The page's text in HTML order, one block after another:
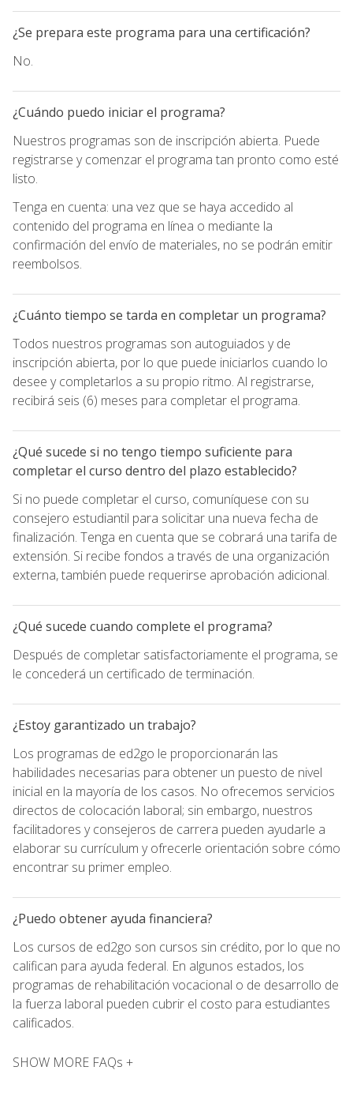
¿Se prepara este programa para una certificación?
No.
¿Cuándo puedo iniciar el programa?
Nuestros programas son de inscripción abierta. Puede
registrarse y comenzar el programa tan pronto como esté
listo.
Tenga en cuenta: una vez que se haya accedido al
contenido del programa en línea o mediante la
confirmación del envío de materiales, no se podrán emitir
reembolsos.
¿Cuánto tiempo se tarda en completar un programa?
Todos nuestros programas son autoguiados y de
inscripción abierta, por lo que puede iniciarlos cuando lo
desee y completarlos a su propio ritmo. Al registrarse,
recibirá seis (6) meses para completar el programa.
¿Qué sucede si no tengo tiempo suficiente para
completar el curso dentro del plazo establecido?
Si no puede completar el curso, comuníquese con su
consejero estudiantil para solicitar una nueva fecha de
finalización. Tenga en cuenta que se cobrará una tarifa de
extensión. Si recibe fondos a través de una organización
externa, también puede requerirse aprobación adicional.
¿Qué sucede cuando complete el programa?
Después de completar satisfactoriamente el programa, se
le concederá un certificado de terminación.
¿Estoy garantizado un trabajo?
Los programas de ed2go le proporcionarán las
habilidades necesarias para obtener un puesto de nivel
inicial en la mayoría de los casos. No ofrecemos servicios
directos de colocación laboral; sin embargo, nuestros
facilitadores y consejeros de carrera pueden ayudarle a
elaborar su currículum y ofrecerle orientación sobre cómo
encontrar su primer empleo.
¿Puedo obtener ayuda financiera?
Los cursos de ed2go son cursos sin crédito, por lo que no
califican para ayuda federal. En algunos estados, los
programas de rehabilitación vocacional o de desarrollo de
la fuerza laboral pueden cubrir el costo para estudiantes
calificados.
SHOW MORE FAQs +